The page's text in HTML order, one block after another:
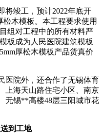
将竣工，预计2022年底开
松木模板。本工程要求使用
组对工程中的所有材料严
板成为人民医院建筑模板
厚松木模板产品货真价
医院外，还合作了无锡体育
上海天山路住宅小区、南京
无锡**高楼48层三阳城市花
到工地